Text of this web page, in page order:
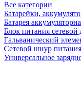
Все категории
Батарейки,
Батарея
Блок питания
Гальванический
Сетевой шнур питания
Универсальное